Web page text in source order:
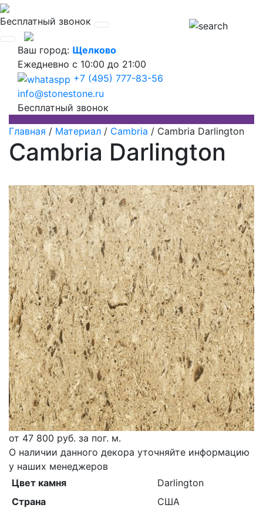
Бесплатный звонок
Ваш город: Щелково
Ежедневно с 10:00 до 21:00
+7 (495) 777-83-56
info@stonestone.ru
Бесплатный звонок
Главная / Материал / Cambria / Cambria Darlington
Cambria Darlington
от 47 800 руб. за пог. м.
О наличии данного декора уточняйте информацию
у наших менеджеров
Цвет камня
Darlington
Страна
США